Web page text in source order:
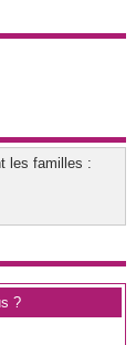
les familles :
?